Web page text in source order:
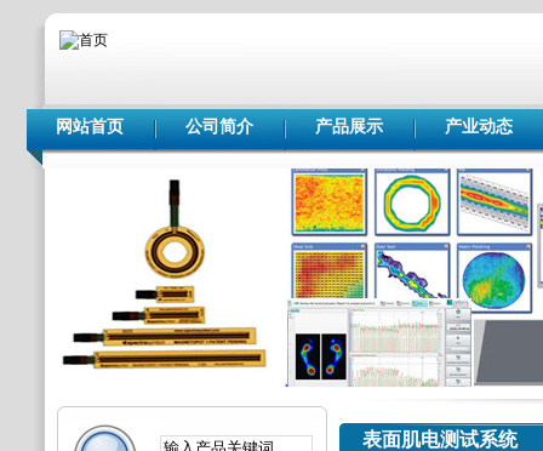
网站首页 公司简介 产品展示 产业动态
表面肌电测试系统